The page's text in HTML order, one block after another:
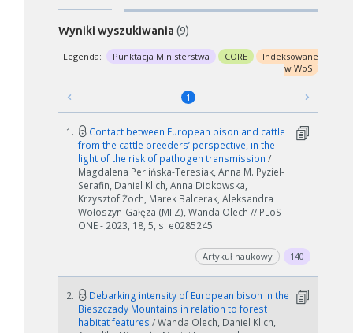
Wyniki wyszukiwania (9)
Legenda: Punktacja Ministerstwa CORE
Indeksowane
w WoS
1
1.
Contact between European bison and cattle
from the cattle breeders’ perspective, in the
light of the risk of pathogen transmission /
Magdalena Perlińska-Teresiak, Anna M. Pyziel-
Serafin, Daniel Klich, Anna Didkowska,
Krzysztof Żoch, Marek Balcerak, Aleksandra
Wołoszyn-Gałęza (MIIZ), Wanda Olech // PLoS
ONE - 2023, 18, 5, s. e0285245
Artykuł naukowy 140
2.
Debarking intensity of European bison in the
Bieszczady Mountains in relation to forest
habitat features / Wanda Olech, Daniel Klich,